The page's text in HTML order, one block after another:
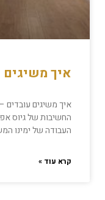
איך משיגים
איך משיגים
החשיבות של גיוס
העבודה של ימינו
קרא עוד »